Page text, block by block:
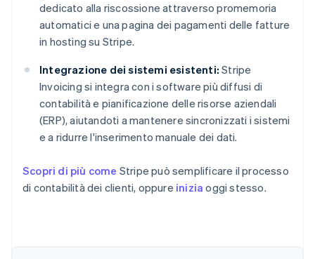
dedicato alla riscossione attraverso promemoria
automatici e una pagina dei pagamenti delle fatture
in hosting su Stripe.
Integrazione dei sistemi esistenti: Stripe
Invoicing si integra con i software più diffusi di
contabilità e pianificazione delle risorse aziendali
(ERP), aiutandoti a mantenere sincronizzati i sistemi
e a ridurre l'inserimento manuale dei dati.
Scopri di più come Stripe può semplificare il processo
di contabilità dei clienti, oppure inizia oggi stesso.
Austria